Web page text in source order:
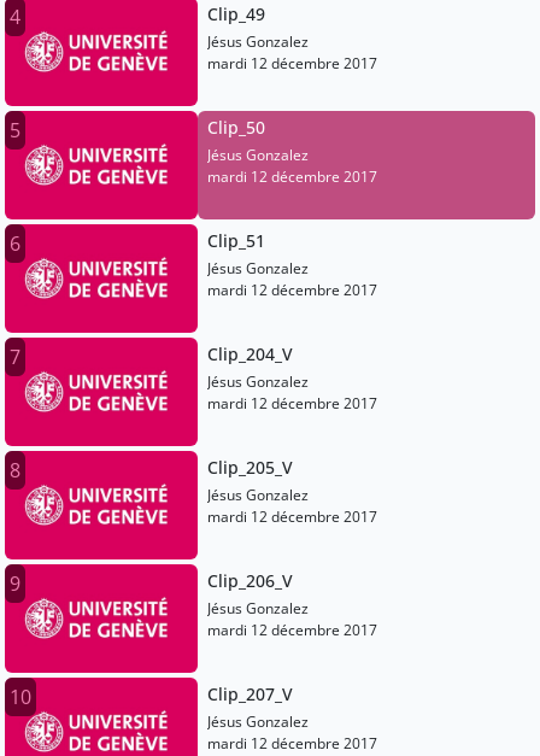
4 Clip_49
Jésus Gonzalez
mardi 12 décembre 2017
5 Clip_50
Jésus Gonzalez
mardi 12 décembre 2017
6 Clip_51
Jésus Gonzalez
mardi 12 décembre 2017
7 Clip_204_V
Jésus Gonzalez
mardi 12 décembre 2017
8 Clip_205_V
Jésus Gonzalez
mardi 12 décembre 2017
9 Clip_206_V
Jésus Gonzalez
mardi 12 décembre 2017
10 Clip_207_V
Jésus Gonzalez
mardi 12 décembre 2017